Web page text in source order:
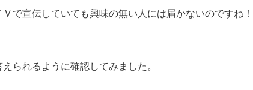
で宣伝していても興味の無い人には届かないのですね！
られるように確認してみました。